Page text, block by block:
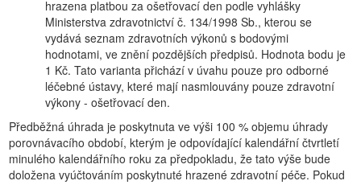
hrazena platbou za ošetřovací den podle vyhlášky
Ministerstva zdravotnictví č. 134/1998 Sb., kterou se
vydává seznam zdravotních výkonů s bodovými
hodnotami, ve znění pozdějších předpisů. Hodnota bodu je
1 Kč. Tato varianta přichází v úvahu pouze pro odborné
léčebné ústavy, které mají nasmlouvány pouze zdravotní
výkony - ošetřovací den.
Předběžná úhrada je poskytnuta ve výši 100 % objemu úhrady
porovnávacího období, kterým je odpovídající kalendářní čtvrtletí
minulého kalendářního roku za předpokladu, že tato výše bude
doložena vyúčtováním poskytnuté hrazené zdravotní péče. Pokud